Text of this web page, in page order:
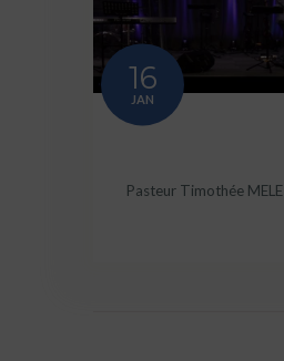
16
JAN
Pasteur Timothée MELE